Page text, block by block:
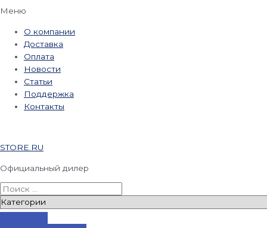
Меню
О компании
Доставка
Оплата
Новости
Статьи
Поддержка
Контакты
STORE.RU
Официальный дилер